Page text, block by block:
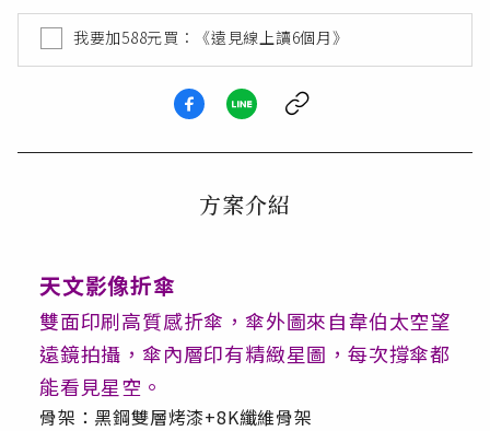
我要加588元買：《遠見線上讀6個月》
方案介紹
天文影像折傘
雙面印刷高質感折傘，傘外圖來自韋伯太空望
遠鏡拍攝，傘內層印有精緻星圖，每次撐傘都
能看見星空。
骨架：黑鋼雙層烤漆+8K纖維骨架